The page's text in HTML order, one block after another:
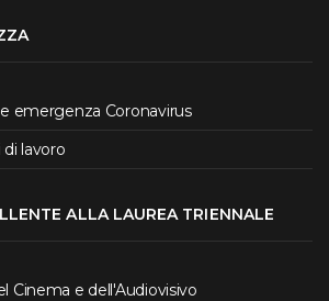
emergenza Coronavirus
lavoro
ALLA LAUREA TRIENNALE
Cinema e dell'Audiovisivo